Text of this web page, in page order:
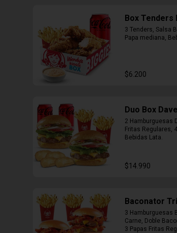
Box Tenders
3 Tenders, Salsa
Papa mediana,
$6.200
Duo Box
2 Hamburguesas
Fritas Regulares,
Bebidas Lata.
$14.990
Baconator
3 Hamburguesas
Carne, Doble
3 Papas Fritas